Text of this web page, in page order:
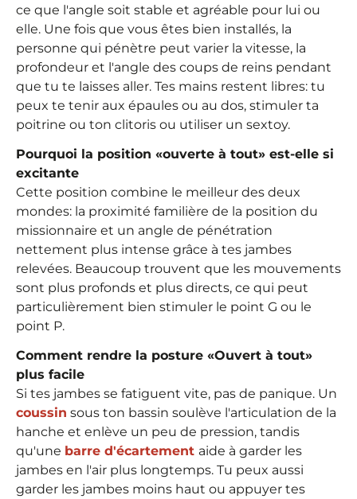
ce que l'angle soit stable et agréable pour lui ou
elle. Une fois que vous êtes bien installés, la
personne qui pénètre peut varier la vitesse, la
profondeur et l'angle des coups de reins pendant
que tu te laisses aller. Tes mains restent libres: tu
peux te tenir aux épaules ou au dos, stimuler ta
poitrine ou ton clitoris ou utiliser un sextoy.
Pourquoi la position «ouverte à tout» est-elle si
excitante
Cette position combine le meilleur des deux
mondes: la proximité familière de la position du
missionnaire et un angle de pénétration
nettement plus intense grâce à tes jambes
relevées. Beaucoup trouvent que les mouvements
sont plus profonds et plus directs, ce qui peut
particulièrement bien stimuler le point G ou le
point P.
Comment rendre la posture «Ouvert à tout»
plus facile
Si tes jambes se fatiguent vite, pas de panique. Un
coussin sous ton bassin soulève l'articulation de la
hanche et enlève un peu de pression, tandis
qu'une barre d'écartement aide à garder les
jambes en l'air plus longtemps. Tu peux aussi
garder les jambes moins haut ou appuyer tes